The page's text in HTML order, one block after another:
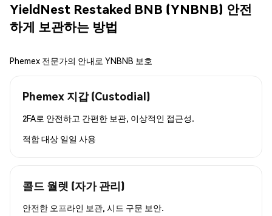
YieldNest Restaked BNB (YNBNB) 안전
하게 보관하는 방법
Phemex 전문가의 안내로 YNBNB 보호
Phemex 지갑 (Custodial)
2FA로 안전하고 간편한 보관, 이상적인 접근성.
적합 대상 일일 사용
콜드 월렛 (자가 관리)
안전한 오프라인 보관, 시드 구문 보안.